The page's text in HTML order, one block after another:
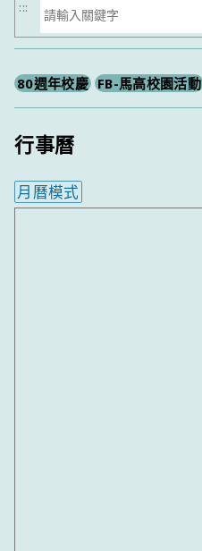
搜
尋
:::
80週年校慶 FB-馬高校園活動
行事曆
月曆模式